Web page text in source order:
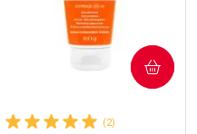
(2)
COMPRAR